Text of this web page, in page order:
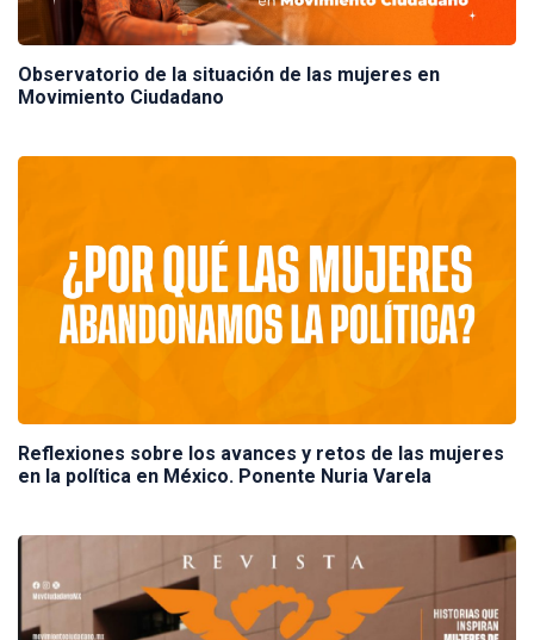
Observatorio de la situación de las mujeres en
Movimiento Ciudadano
Reflexiones sobre los avances y retos de las mujeres
en la política en México. Ponente Nuria Varela